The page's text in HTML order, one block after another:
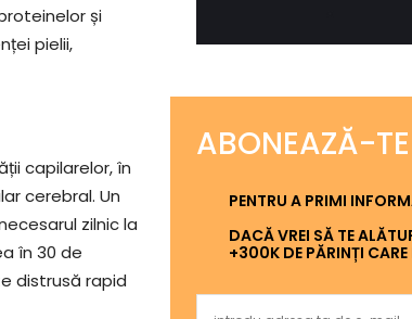
și
pielii,
capilarelor, în
cerebral. Un
zilnic la
în 30 de
distrusă rapid
ABONEAZĂ-
PENTRU A PRIMI
DACĂ VREI SĂ TE
+300K DE PĂRINȚI CARE